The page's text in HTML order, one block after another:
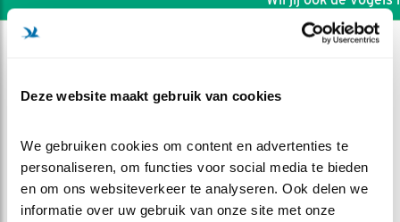
Deze website maakt gebruik van cookies
We gebruiken cookies om content en advertenties te
personaliseren, om functies voor social media te bieden
en om ons websiteverkeer te analyseren. Ook delen we
informatie over uw gebruik van onze site met onze